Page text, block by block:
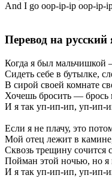
And I go oop-ip-ip oop-ip-
Перевод на
Когда я был мальчишкой
Сидеть себе в бутылке,
В сирой своей комнате
Хочешь бросить — брось
И я так уп-ип-ип, уп-ип-
Если я не плачу, это
Мой отец лежит в
Сквозь трещину сочится
Пойман этой ночью, но я
И я так уп-ип-ип, уп-ип-